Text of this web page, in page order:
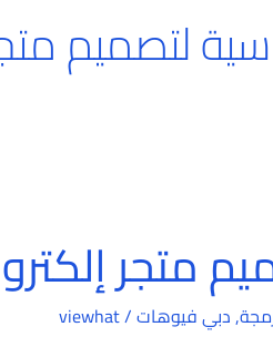
لتصميم
متجر
,دبي فيوهات/
viewhat